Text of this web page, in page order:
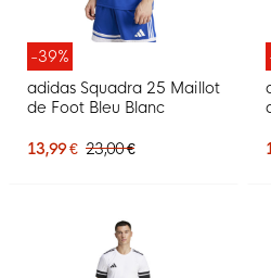
-39%
adidas Squadra 25 Maillot
de Foot Bleu Blanc
13,99 € 23,00 €